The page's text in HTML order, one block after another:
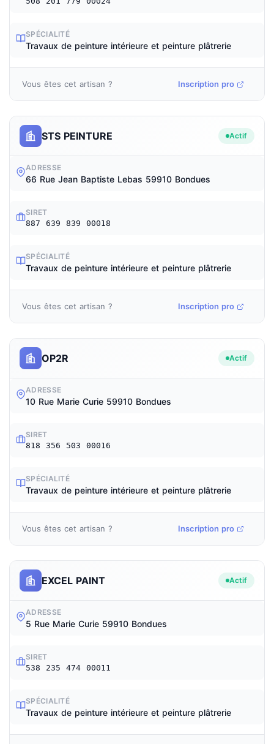
SPÉCIALITÉ
Travaux de peinture intérieure et peinture plâtrerie
Vous êtes cet artisan ? Inscription pro
STS PEINTURE Actif
ADRESSE
66 Rue Jean Baptiste Lebas 59910 Bondues
SIRET
887 639 839 00018
SPÉCIALITÉ
Travaux de peinture intérieure et peinture plâtrerie
Vous êtes cet artisan ? Inscription pro
OP2R Actif
ADRESSE
10 Rue Marie Curie 59910 Bondues
SIRET
818 356 503 00016
SPÉCIALITÉ
Travaux de peinture intérieure et peinture plâtrerie
Vous êtes cet artisan ? Inscription pro
EXCEL PAINT Actif
ADRESSE
5 Rue Marie Curie 59910 Bondues
SIRET
538 235 474 00011
SPÉCIALITÉ
Travaux de peinture intérieure et peinture plâtrerie